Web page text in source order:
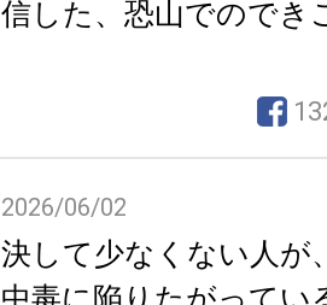
信した、恐山でのでき
2026/06/02
決して少なくない人が
中毒に陥りたがってい